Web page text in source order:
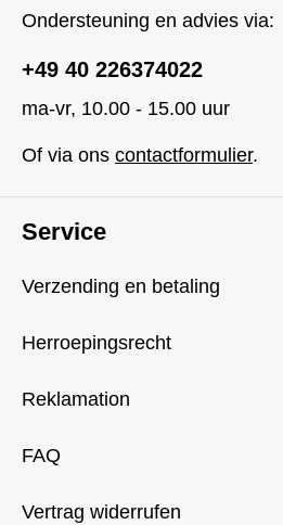
Ondersteuning en advies via:
+49 40 226374022
ma-vr, 10.00 - 15.00 uur
Of via ons contactformulier.
Service
Verzending en betaling
Herroepingsrecht
Reklamation
FAQ
Vertrag widerrufen